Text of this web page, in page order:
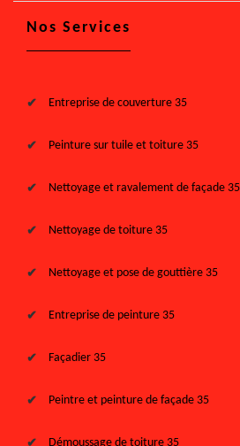
Nos Services
Entreprise de couverture 35
Peinture sur tuile et toiture 35
Nettoyage et ravalement de façade 35
Nettoyage de toiture 35
Nettoyage et pose de gouttière 35
Entreprise de peinture 35
Façadier 35
Peintre et peinture de façade 35
Démoussage de toiture 35